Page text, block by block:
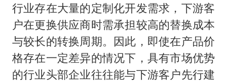
行业存在大量的定制化开发需求，下游客
户在更换供应商时需承担较高的替换成本
与较长的转换周期。因此，即使在产品价
格存在一定差异的情况下，具有市场优势
的行业头部企业往往能与下游客户先行建